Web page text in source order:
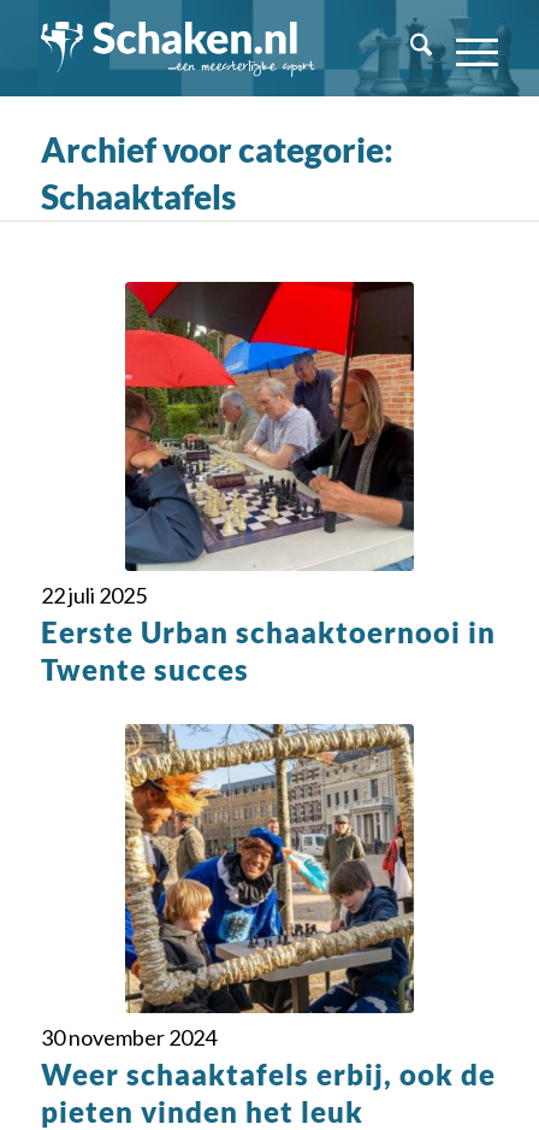
Archief voor categorie:
Schaaktafels
22 juli 2025
Eerste Urban schaaktoernooi in
Twente succes
30 november 2024
Weer schaaktafels erbij, ook de
pieten vinden het leuk